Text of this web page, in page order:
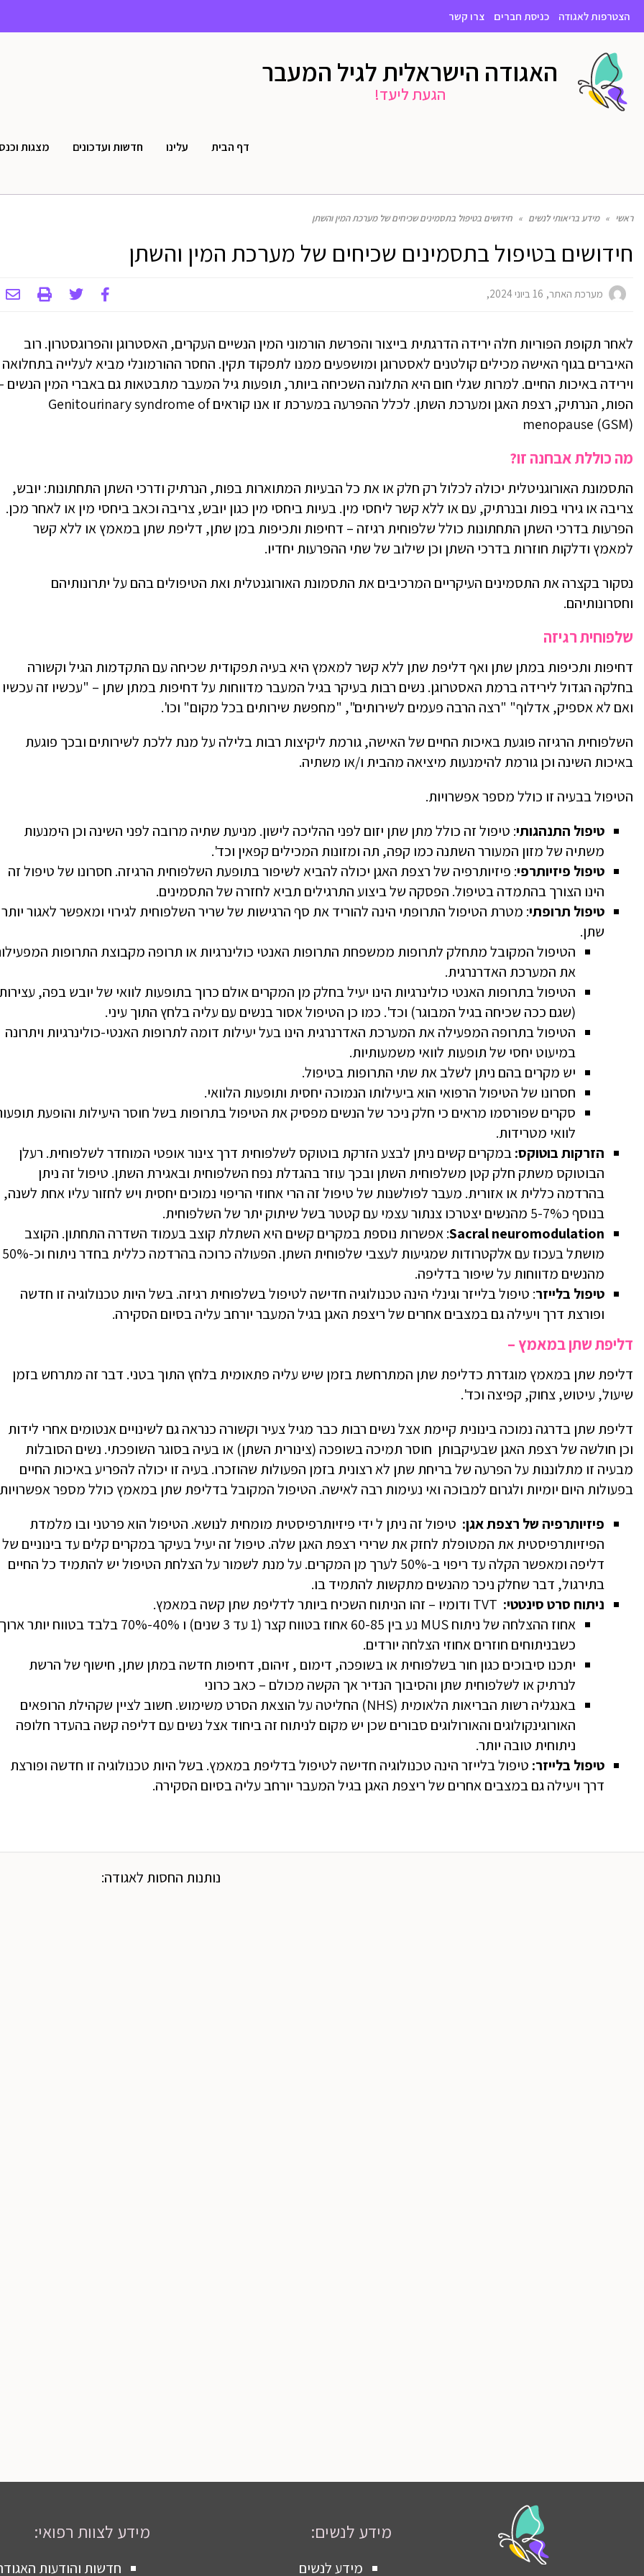
הצטרפות לאגודה כניסת חברים צרו קשר
האגודה הישראלית לגיל המעבר
הגעת ליעד!
דף הבית עלינו חדשות ועדכונים מצגות
ראשי » מידע בריאותי לנשים » חידושים בטיפול בתסמינים שכיחים של מערכת המין והשתן
חידושים בטיפול בתסמינים שכיחים של מערכת המין והשתן
מערכת האתר 16 ביוני 2024
לאחר תקופת הפוריות חלה ירידה הדרגתית בייצור והפרשת הורמוני המין הנשיים העקרים, האסטרוגן והפרוגסטרון. רוב
האיברים בגוף האישה מכילים קולטנים לאסטרוגן ומושפעים ממנו לתפקוד תקין. החסר ההורמונלי מביא לעלייה בתחלואה
וירידה באיכות החיים. למרות שגלי חום היא התלונה השכיחה ביותר, תופעות גיל המעבר מתבטאות גם באברי המין הנשים
הפות, הנרתיק, רצפת האגן ומערכת השתן. לכלל ההפרעה במערכת זו אנו קוראים Genitourinary syndrome of
menopause (GSM)
מה כוללת אבחנה זו?
התסמונת האורוגניטלית יכולה לכלול רק חלק או את כל הבעיות המתוארות בפות, הנרתיק ודרכי השתן התחתונות: יובש,
צריבה או גירוי בפות ובנרתיק, עם או ללא קשר ליחסי מין. בעיות ביחסי מין כגון יובש, צריבה וכאב ביחסי מין או לאחר מכן.
הפרעות בדרכי השתן התחתונות כולל שלפוחית רגיזה – דחיפות ותכיפות במן שתן, דליפת שתן במאמץ או ללא קשר
למאמץ ודלקות חוזרות בדרכי השתן וכן שילוב של שתי ההפרעות יחדיו.
נסקור בקצרה את התסמינים העיקריים המרכיבים את התסמונת האורוגנטלית ואת הטיפולים בהם על יתרונותיהם
וחסרונותיהם.
שלפוחית רגיזה
דחיפות ותכיפות במתן שתן ואף דליפת שתן ללא קשר למאמץ היא בעיה תפקודית שכיחה עם התקדמות הגיל וקשורה
בחלקה הגדול לירידה ברמת האסטרוגן. נשים רבות בעיקר בגיל המעבר מדווחות על דחיפות במתן שתן – "עכשיו זה עכשיו
ואם לא אספיק, אדלוף" "רצה הרבה פעמים לשירותים", "מחפשת שירותים בכל מקום" וכו'.
השלפוחית הרגיזה פוגעת באיכות החיים של האישה, גורמת ליקיצות רבות בלילה על מנת ללכת לשירותים ובכך פוגעת
באיכות השינה וכן גורמת להימנעות מיציאה מהבית ו/או משתיה.
הטיפול בבעיה זו כולל מספר אפשרויות.
טיפול התנהגותי: טיפול זה כולל מתן שתן יזום לפני ההליכה לישון. מניעת שתיה מרובה לפני השינה וכן הימנעות
משתיה של מזון המעורר השתנה כמו קפה, תה ומזונות המכילים קפאין וכד'.
טיפול פיזיותרפי: פיזיותרפיה של רצפת האגן יכולה להביא לשיפור בתופעת השלפוחית הרגיזה. חסרונו של טיפול זה
הינו הצורך בהתמדה בטיפול. הפסקה של ביצוע התרגילים תביא לחזרה של התסמינים.
טיפול תרופתי: מטרת הטיפול התרופתי הינה להוריד את סף הרגישות של שריר השלפוחית לגירוי ומאפשר לאגור יותר
שתן.
הטיפול המקובל מתחלק לתרופות ממשפחת התרופות האנטי כולינרגיות או תרופה מקבוצת התרופות
את המערכת האדרנרגית.
הטיפול בתרופות האנטי כולינרגיות הינו יעיל בחלק מן המקרים אולם כרוך בתופעות לוואי של יובש בפה,
(שגם ככה שכיחה בגיל המבוגר) וכד'. כמו כן הטיפול אסור בנשים עם עליה בלחץ התוך עיני.
הטיפול בתרופה המפעילה את המערכת האדרנרגית הינו בעל יעילות דומה לתרופות האנטי-כולינרגיות ויתרונה
במיעוט יחסי של תופעות לוואי משמעותיות.
יש מקרים בהם ניתן לשלב את שתי התרופות בטיפול.
חסרונו של הטיפול הרפואי הוא ביעילותו הנמוכה יחסית ותופעות הלוואי.
סקרים שפורסמו מראים כי חלק ניכר של הנשים מפסיק את הטיפול בתרופות בשל חוסר היעילות והופעת
לוואי מטרידות.
הזרקות בוטוקס:במקרים קשים ניתן לבצע הזרקת בוטוקס לשלפוחית דרך צינור אופטי המוחדר לשלפוחית. רעלן
הבוטוקס משתק חלק קטן משלפוחית השתן ובכך עוזר בהגדלת נפח השלפוחית ובאגירת השתן. טיפול זה ניתן
בהרדמה כללית או אזורית. מעבר לפולשנות של טיפול זה הרי אחוזי הריפוי נמוכים יחסית ויש לחזור עליו אחת לשנה,
בנוסף כ5-7% מהנשים יצטרכו צנתור עצמי עם קטטר בשל שיתוק יתר של השלפוחית.
Sacral neuromodulation: אפשרות נוספת במקרים קשים היא השתלת קוצב בעמוד השדרה התחתון. הקוצב
מושתל בעכוז עם אלקטרודות שמגיעות לעצבי שלפוחית השתן. הפעולה כרוכה בהרדמה כללית בחדר ניתוח וכ-50%
מהנשים מדווחות על שיפור בדליפה.
טיפול בלייזר: טיפול בלייזר וגינלי הינה טכנולוגיה חדישה לטיפול בשלפוחית רגיזה. בשל היות טכנולוגיה זו חדשה
ופורצת דרך ויעילה גם במצבים אחרים של ריצפת האגן בגיל המעבר יורחב עליה בסיום הסקירה.
דליפת שתן במאמץ –
דליפת שתן במאמץ מוגדרת כדליפת שתן המתרחשת בזמן שיש עליה פתאומית בלחץ התוך בטני. דבר זה מתרחש בזמן
שיעול, עיטוש, צחוק, קפיצה וכד'.
דליפת שתן בדרגה נמוכה בינונית קיימת אצל נשים רבות כבר מגיל צעיר וקשורה כנראה גם לשינויים אנטומים אחרי לידות
וכן חולשה של רצפת האגן שבעיקבותן חוסר תמיכה בשופכה (צינורית השתן) או בעיה בסוגר השופכתי. נשים הסובלות
מבעיה זו מתלוננות על הפרעה של בריחת שתן לא רצונית בזמן הפעולות שהוזכרו. בעיה זו יכולה להפריע באיכות החיים
בפעולות היום יומיות ולגרום למבוכה ואי נעימות רבה לאישה. הטיפול המקובל בדליפת שתן במאמץ כולל מספר
פיזיותרפיה של רצפת אגן: טיפול זה ניתן ל ידי פיזיותרפיסטית מומחית לנושא. הטיפול הוא פרטני ובו מלמדת
הפיזיותרפיסטית את המטופלת לחזק את שרירי רצפת האגן שלה. טיפול זה יעיל בעיקר במקרים קלים עד בינוניים של
דליפה ומאפשר הקלה עד ריפוי ב-50% לערך מן המקרים. על מנת לשמור על הצלחת הטיפול יש להתמיד כל החיים
בתירגול, דבר שחלק ניכר מהנשים מתקשות להתמיד בו.
ניתוח סרט סינטטי:
אחוז ההצלחה של ניתוח MUS נע בין 60-85 אחוז בטווח קצר (1 עד 3 שנים) ו 40%-70% בלבד בטווח יותר ארוך
כשבניתוחים חוזרים אחוזי הצלחה יורדים.
יתכנו סיבוכים כגון חור בשלפוחית או בשופכה, דימום , זיהום, דחיפות חדשה במתן שתן, חישוף של הרשת
לנרתיק או לשלפוחית שתן והסיבוך הנדיר אך הקשה מכולם – כאב כרוני
באנגליה רשות הבריאות הלאומית (NHS) החליטה על הוצאת הסרט משימוש. חשוב לציין שקהילת הרופאים
האורוגינקולוגים והאורולוגים סבורים שכן יש מקום לניתוח זה ביחוד אצל נשים עם דליפה קשה בהעדר חלופה
ניתוחית טובה יותר.
טיפול בלייזר: טיפול בלייזר הינה טכנולוגיה חדישה לטיפול בדליפת במאמץ. בשל היות טכנולוגיה זו חדשה ופורצת
דרך ויעילה גם במצבים אחרים של ריצפת האגן בגיל המעבר יורחב עליה בסיום הסקירה.
נותנות החסות לאגודה:
מידע לנשים:
מידע לנשים
מידע לצוות רפואי:
חדשות והודעות